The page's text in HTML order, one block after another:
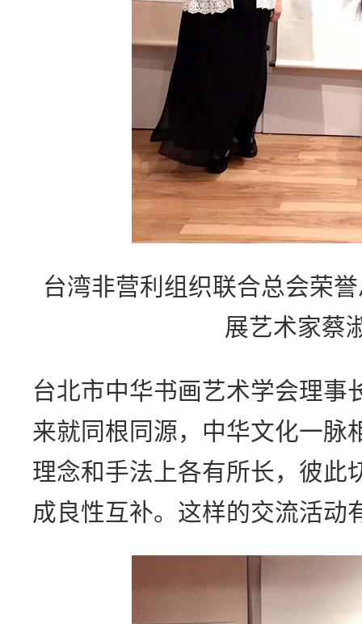
台湾非营利组织联合总会荣
展艺术家蔡
台北市中华书画艺术学会理事
来就同根同源，中华文化一脉
理念和手法上各有所长，彼此
成良性互补。这样的交流活动